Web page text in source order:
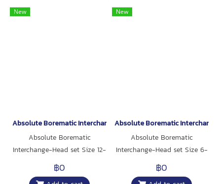
กว้างของชิ้นงานด้านใน
New
Absolute Borematic Interchange-Head set Size 12-20mm
Absolute Borematic
Interchange-Head set Size 12-
20mm
฿0
New
Absolute Borematic
Absolute Borematic
Interchange-Head set Size 6-
12mm
฿0